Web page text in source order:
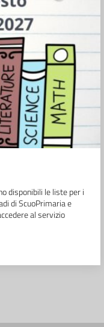
disponibili le liste per i
di ScuoPrimaria e
al servizio